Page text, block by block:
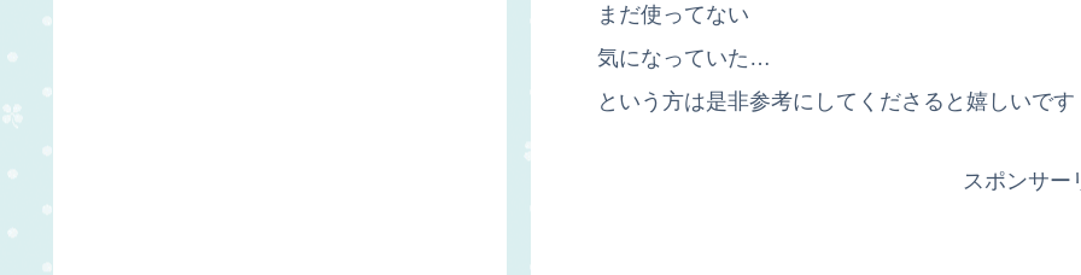
まだ使ってない
気になっていた…
という方は是非参考にしてくださると嬉しいです
スポンサー